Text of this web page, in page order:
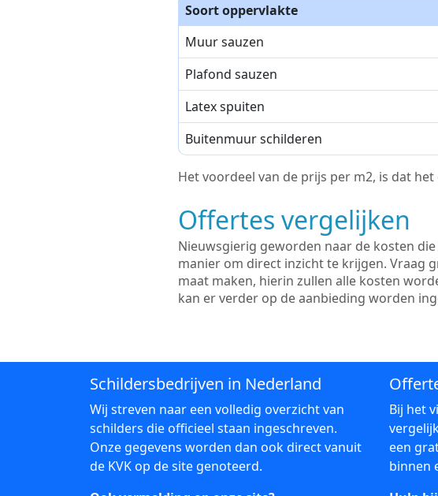
Soort oppervlakte
Muur sauzen
Plafond sauzen
Latex spuiten
Buitenmuur schilderen
Het voordeel van de prijs per m2, is dat
Offertes vergelijken
Nieuwsgierig geworden naar de kosten
manier om direct inzicht te krijgen. Vraag
maat maken, hierin zullen alle kosten
kan er verder op de aanbieding worden
Schildersbedrijven in Nederland
Wij streven naar een volledig overzicht van
schilders die officieel staan ingeschreven.
Onze gegevens worden dan ook direct vanuit
de KVK op de site genoteerd.
Bij het
een
binnen